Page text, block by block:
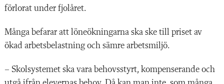
förlorat under fjolåret.
Många befarar att löneökningarna ska ske till priset av
ökad arbetsbelastning och sämre arbetsmiljö.
– Skolsystemet ska vara behovsstyrt, kompenserande och